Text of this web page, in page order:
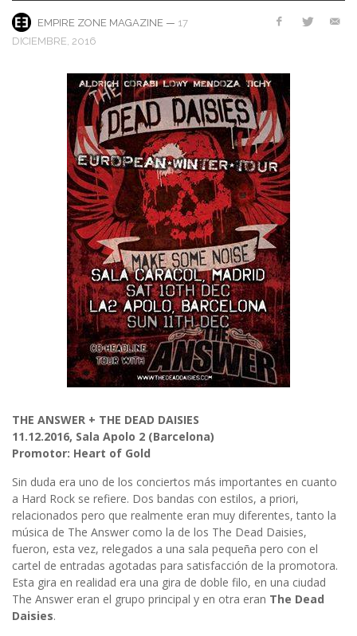
EMPIRE ZONE MAGAZINE — 17
DICIEMBRE, 2016
THE ANSWER + THE DEAD DAISIES
11.12.2016, Sala Apolo 2 (Barcelona)
Promotor: Heart of Gold
Sin duda era uno de los conciertos más importantes en cuanto
a Hard Rock se refiere. Dos bandas con estilos, a priori,
relacionados pero que realmente eran muy diferentes, tanto la
música de The Answer como la de los The Dead Daisies,
fueron, esta vez, relegados a una sala pequeña pero con el
cartel de entradas agotadas para satisfacción de la promotora.
Esta gira en realidad era una gira de doble filo, en una ciudad
The Answer eran el grupo principal y en otra eran The Dead
Daisies.